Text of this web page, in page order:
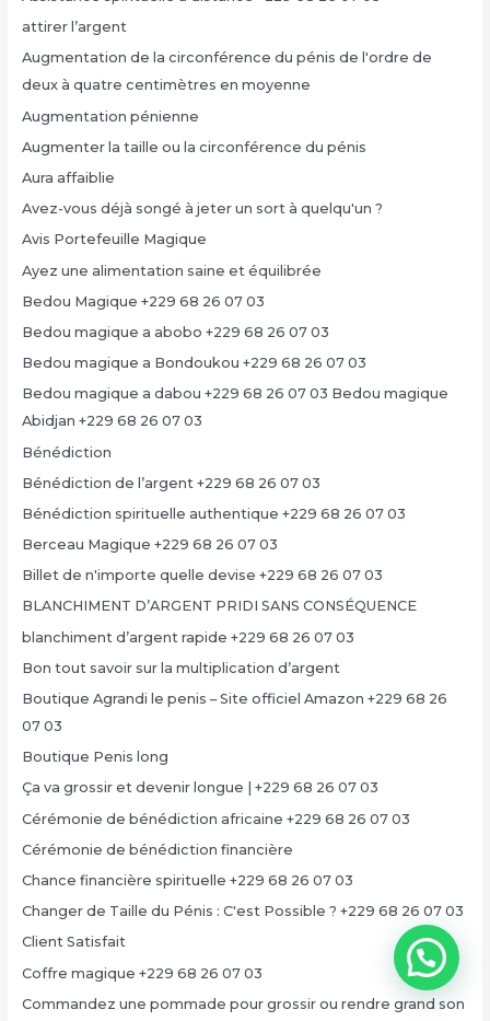
attirer l’argent
Augmentation de la circonférence du pénis de l'ordre de
deux à quatre centimètres en moyenne
Augmentation pénienne
Augmenter la taille ou la circonférence du pénis
Aura affaiblie
Avez-vous déjà songé à jeter un sort à quelqu'un ?
Avis Portefeuille Magique
Ayez une alimentation saine et équilibrée
Bedou Magique +229 68 26 07 03
Bedou magique a abobo +229 68 26 07 03
Bedou magique a Bondoukou +229 68 26 07 03
Bedou magique a dabou +229 68 26 07 03 Bedou magique
Abidjan +229 68 26 07 03
Bénédiction
Bénédiction de l’argent +229 68 26 07 03
Bénédiction spirituelle authentique +229 68 26 07 03
Berceau Magique +229 68 26 07 03
Billet de n'importe quelle devise +229 68 26 07 03
BLANCHIMENT D’ARGENT PRIDI SANS CONSÉQUENCE
blanchiment d’argent rapide +229 68 26 07 03
Bon tout savoir sur la multiplication d’argent
Boutique Agrandi le penis – Site officiel Amazon +229 68 26
07 03
Boutique Penis long
Ça va grossir et devenir longue | +229 68 26 07 03
Cérémonie de bénédiction africaine +229 68 26 07 03
Cérémonie de bénédiction financière
Chance financière spirituelle +229 68 26 07 03
Changer de Taille du Pénis : C'est Possible ? +229 68 26 07 03
Client Satisfait
Coffre magique +229 68 26 07 03
Commandez une pommade pour grossir ou rendre grand son